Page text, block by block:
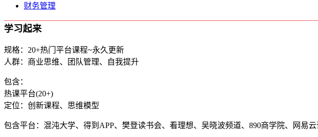
财务管理
学习起来
规格：20+热门平台课程~永久更新
人群：商业思维、团队管理、自我提升
包含：
热课平台(20+)
定位：创新课程、思维模型
包含平台：混沌大学、得到APP、樊登读书会、看理想、吴晓波频道、890商学院、网